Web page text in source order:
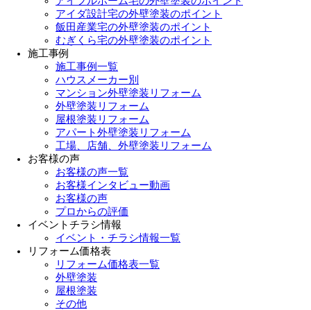
アイダ設計宅の外壁塗装のポイント
飯田産業宅の外壁塗装のポイント
むぎくら宅の外壁塗装のポイント
施工事例
施工事例一覧
ハウスメーカー別
マンション外壁塗装リフォーム
外壁塗装リフォーム
屋根塗装リフォーム
アパート外壁塗装リフォーム
工場、店舗、外壁塗装リフォーム
お客様の声
お客様の声一覧
お客様インタビュー動画
お客様の声
プロからの評価
イベントチラシ情報
イベント・チラシ情報一覧
リフォーム価格表
リフォーム価格表一覧
外壁塗装
屋根塗装
その他